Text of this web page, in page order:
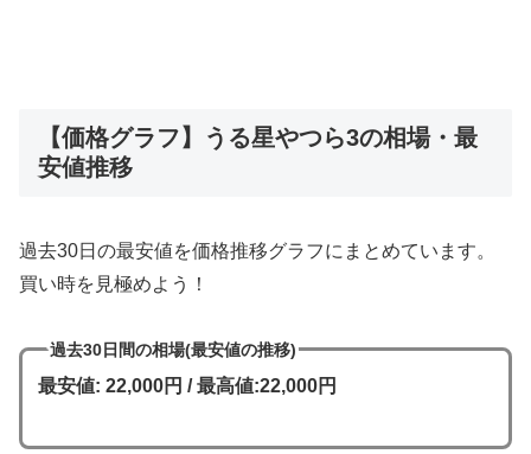
【価格グラフ】うる星やつら3の相場・最
安値推移
過去30日の最安値を価格推移グラフにまとめています。
買い時を見極めよう！
過去30日間の相場(最安値の推移)
最安値: 22,000円 / 最高値:22,000円